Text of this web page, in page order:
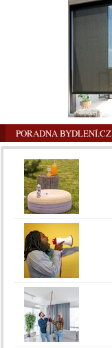
PORADNA BYDLENÍ.CZ